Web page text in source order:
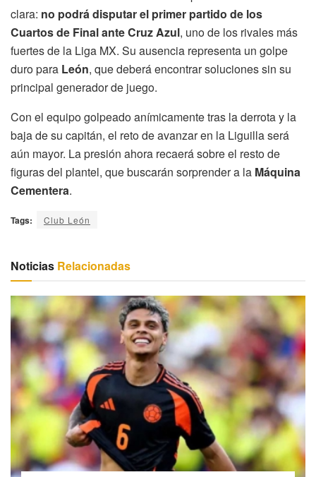
clara: no podrá disputar el primer partido de los
Cuartos de Final ante Cruz Azul, uno de los rivales más
fuertes de la Liga MX. Su ausencia representa un golpe
duro para León, que deberá encontrar soluciones sin su
principal generador de juego.
Con el equipo golpeado anímicamente tras la derrota y la
baja de su capitán, el reto de avanzar en la Liguilla será
aún mayor. La presión ahora recaerá sobre el resto de
figuras del plantel, que buscarán sorprender a la Máquina
Cementera.
Tags: Club León
Noticias Relacionadas